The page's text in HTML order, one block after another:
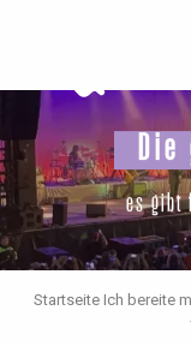
principal
Die
es gibt
Startseite Ich bereite